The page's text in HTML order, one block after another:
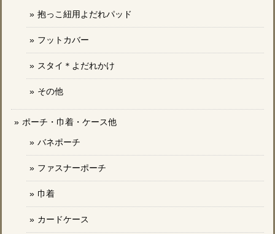
抱っこ紐用よだれパッド
フットカバー
スタイ＊よだれかけ
その他
ポーチ・巾着・ケース他
バネポーチ
ファスナーポーチ
巾着
カードケース